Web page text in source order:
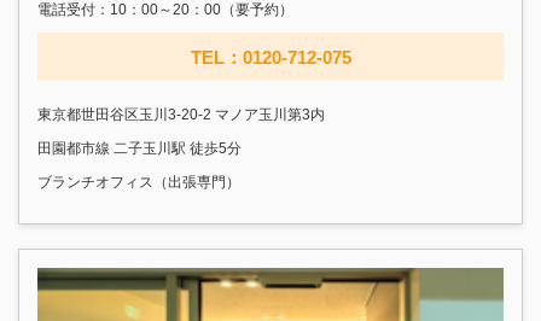
電話受付：10：00～20：00（要予約）
TEL：0120-712-075
東京都世田谷区玉川3-20-2 マノア玉川第3内
田園都市線 二子玉川駅 徒歩5分
ブランチオフィス（出張専門）